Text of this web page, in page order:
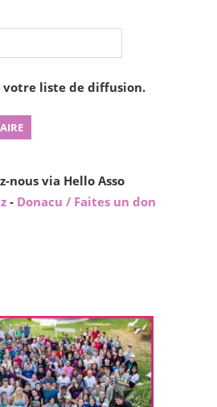
liste de diffusion.
nous via Hello Asso
- Donacu / Faites un don